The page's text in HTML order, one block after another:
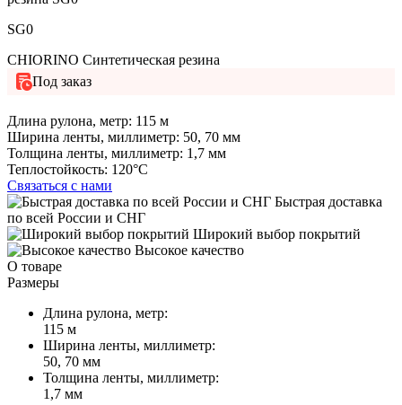
SG0
CHIORINO Синтетическая резина
Под заказ
Длина рулона, метр: 115 м
Ширина ленты, миллиметр: 50, 70 мм
Толщина ленты, миллиметр: 1,7 мм
Теплостойкость: 120°C
Связаться с нами
Быстрая доставка
по всей России и СНГ
Широкий выбор покрытий
Высокое качество
О товаре
Размеры
Длина рулона, метр:
115 м
Ширина ленты, миллиметр:
50, 70 мм
Толщина ленты, миллиметр:
1,7 мм